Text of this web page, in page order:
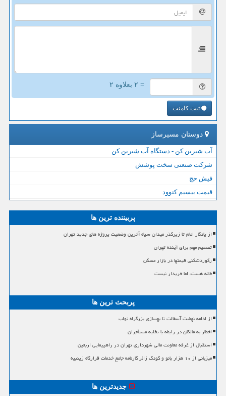
= ۲ بعلاوه ۲
ثبت کامنت
دوستان مسیرساز
آب شیرین کن - دستگاه آب شیرین کن
شرکت صنعتی سخت پوشش
فیش حج
قیمت بیسیم کنوود
پربیننده ترین ها
از یادگار امام تا زیرگذر میدان سپاه آخرین وضعیت پروژه های جدید تهران
تصمیم مهم برای آینده تهران
رکوردشکنی قیمتها در بازار مسکن
خانه هست، اما خریدار نیست
پربحث ترین ها
از ادامه نهضت آسفالت تا بهسازی بزرگراه نواب
اخطار به مالکان در رابطه با تخلیه مستأجران
استقبال از غرفه معاونت مالی شهرداری تهران در راهپیمایی اربعین
میزبانی از ۱۰ هزار بانو و کودک زائر کارنامه جامع خدمات قرارگاه زینبیه
جدیدترین ها